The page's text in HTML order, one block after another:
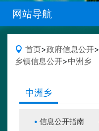
网站导航
首页>政府信息公开>
乡镇信息公开>中洲乡
中洲乡
信息公开指南